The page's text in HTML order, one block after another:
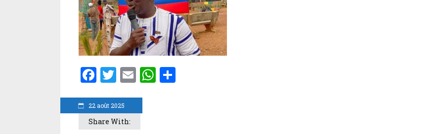
22 août 2025
Facebook
Twitter
EmailWhatsApp
Share With: